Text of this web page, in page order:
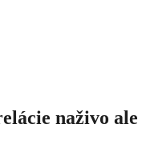
naživo ale